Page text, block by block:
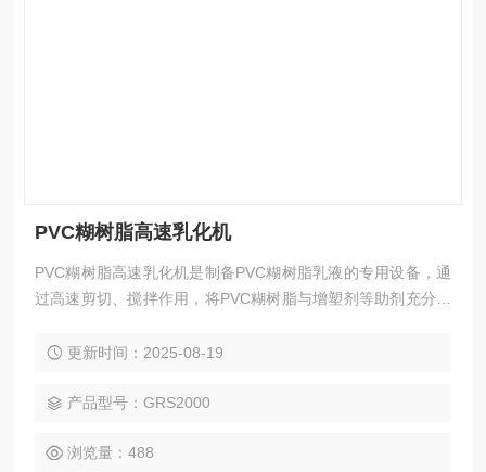
PVC糊树脂高速乳化机
PVC糊树脂高速乳化机是制备PVC糊树脂乳液的专用设备，通
过高速剪切、搅拌作用，将PVC糊树脂与增塑剂等助剂充分乳
糊料均匀性与加工性能。
更新时间：2025-08-19
产品型号：GRS2000
浏览量：488